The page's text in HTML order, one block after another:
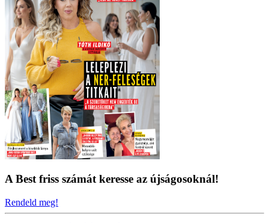
A Best friss számát keresse az újságosoknál!
Rendeld meg!